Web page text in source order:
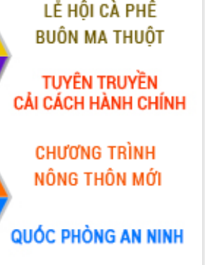
đổi số
hạ
Tân
nhân Kỷ
Cách
thực
Công bố
tư tỉnh Đắk
tai
Quy